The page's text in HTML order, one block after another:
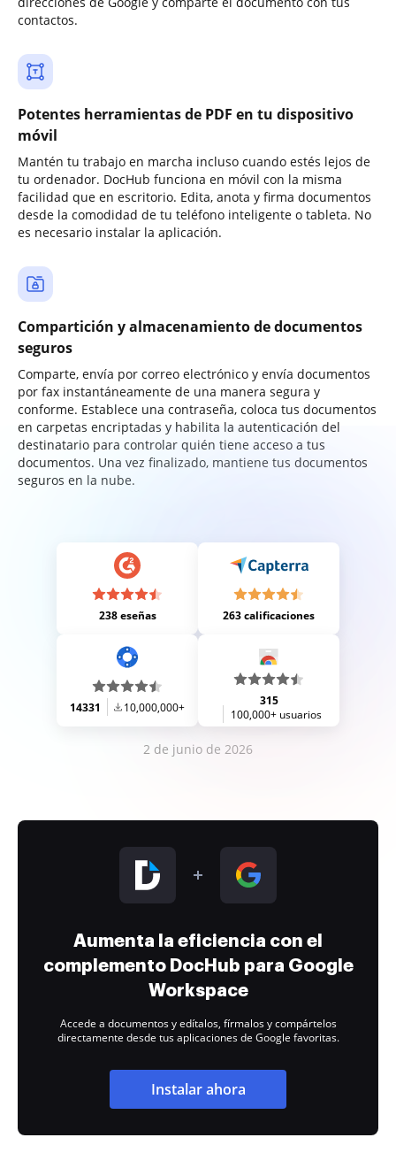
contactos.
Potentes herramientas de PDF en tu dispositivo
móvil
Mantén tu trabajo en marcha incluso cuando estés lejos de
tu ordenador. DocHub funciona en móvil con la misma
facilidad que en escritorio. Edita, anota y firma documentos
desde la comodidad de tu teléfono inteligente o tableta. No
es necesario instalar la aplicación.
Compartición y almacenamiento de documentos
seguros
Comparte, envía por correo electrónico y envía documentos
por fax instantáneamente de una manera segura y
conforme. Establece una contraseña, coloca tus documentos
en carpetas encriptadas y habilita la autenticación del
destinatario para controlar quién tiene acceso a tus
documentos. Una vez finalizado, mantiene tus documentos
seguros en la nube.
238 eseñas 263 calificaciones
14331 10,000,000+
315
100,000+ usuarios
2 de junio de 2026
Aumenta la eficiencia con el
complemento DocHub para Google
Workspace
Accede a documentos y edítalos, fírmalos y compártelos
directamente desde tus aplicaciones de Google favoritas.
Instalar ahora